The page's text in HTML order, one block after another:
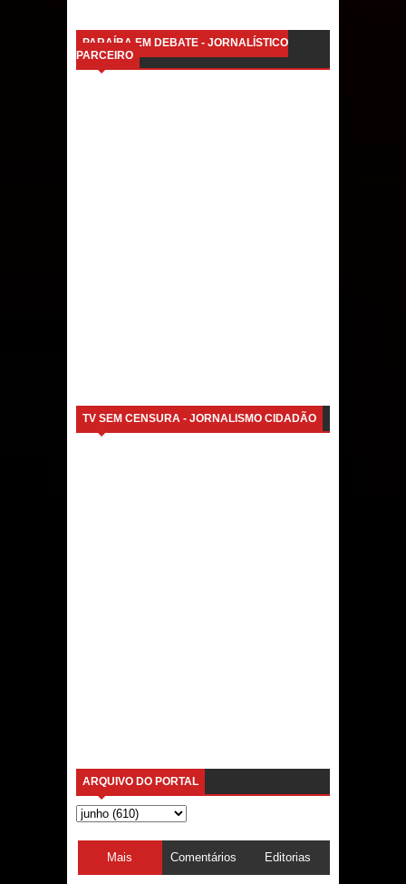
PARAÍBA EM DEBATE - JORNALÍSTICO
PARCEIRO
TV SEM CENSURA - JORNALISMO CIDADÃO
ARQUIVO DO PORTAL
Mais Comentários Editorias